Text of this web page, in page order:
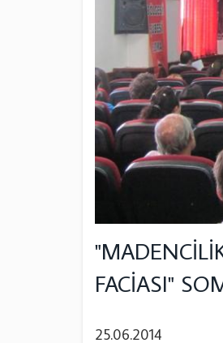
FACİASI"
25.06.2014